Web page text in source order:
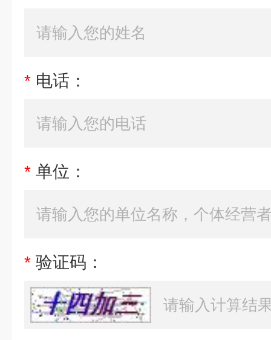
* 电话：
* 单位：
* 验证码：